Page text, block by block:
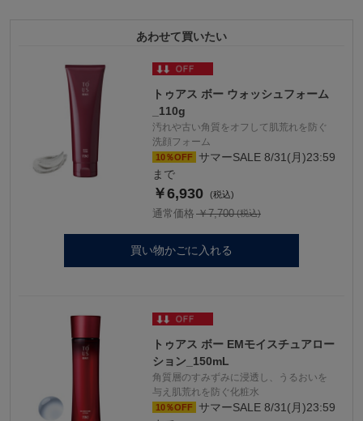
あわせて買いたい
トゥアス ボー ウォッシュフォーム
_110g
汚れや古い角質をオフして肌荒れを防ぐ
洗顔フォーム
10％OFF サマーSALE 8/31(月)23:59
まで
￥6,930
通常価格 ￥7,700
買い物かごに入れる
トゥアス ボー EMモイスチュアロー
ション_150mL
角質層のすみずみに浸透し、うるおいを
与え肌荒れを防ぐ化粧水
10％OFF サマーSALE 8/31(月)23:59